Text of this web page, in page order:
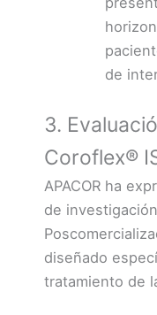
de
3.
Coroflex®
APACOR ha
de
diseñado
tratamiento de